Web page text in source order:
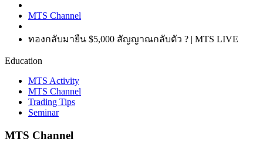
MTS Channel
ทองกลับมายืน $5,000 สัญญาณกลับตัว ? | MTS LIVE
Education
MTS Activity
MTS Channel
Trading Tips
Seminar
MTS Channel